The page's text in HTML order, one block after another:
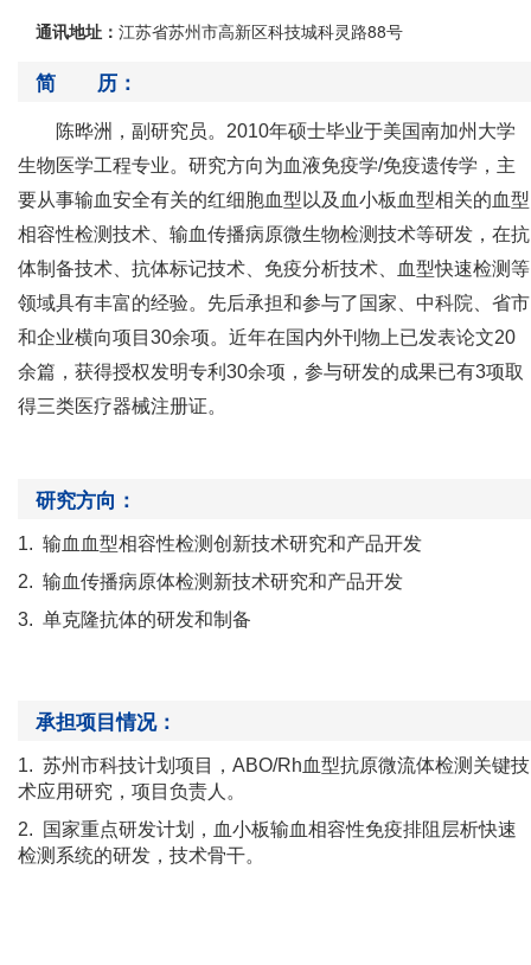
通讯地址： 江苏省苏州市高新区科技城科灵路88号
简 历：
陈晔洲，副研究员。 2010年硕士毕业于美国南加州大学
生物医学工程专业。 研究方向为血液免疫学/免疫遗传学，主
要从事输血安全有关的红细胞血型以及血小板血型相关的血型
相容性检测技术、输血传播病原微生物检测技术等研发，在抗
体制备技术、抗体标记技术、免疫分析技术、血型快速检测等
领域具有丰富的经验。先后承担和参与了国家、中科院、省市
和企业横向项目30余项。近年在国内外刊物上已发表论文20
余篇，获得授权发明专利 30余项 ， 参与研发的成果已有3项取
得三类医疗器械注册证。
研究方向：
1. 输血血型相容性检测创新技术研究和产品开发
2. 输血传播病原体检测新技术研究和产品开发
3. 单克隆抗体的研发和制备
承担项目情况：
1. 苏州市科技计划项目， ABO/Rh血型抗原微流体检测关键技
术应用研究 ， 项目负责人。
2.
国家重点研发计划，血小板输血相容性免疫排阻层析快速
检测系统的研发， 技术骨干。